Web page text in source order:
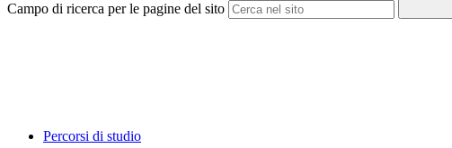
Campo di ricerca per le pagine del sito
Percorsi di studio